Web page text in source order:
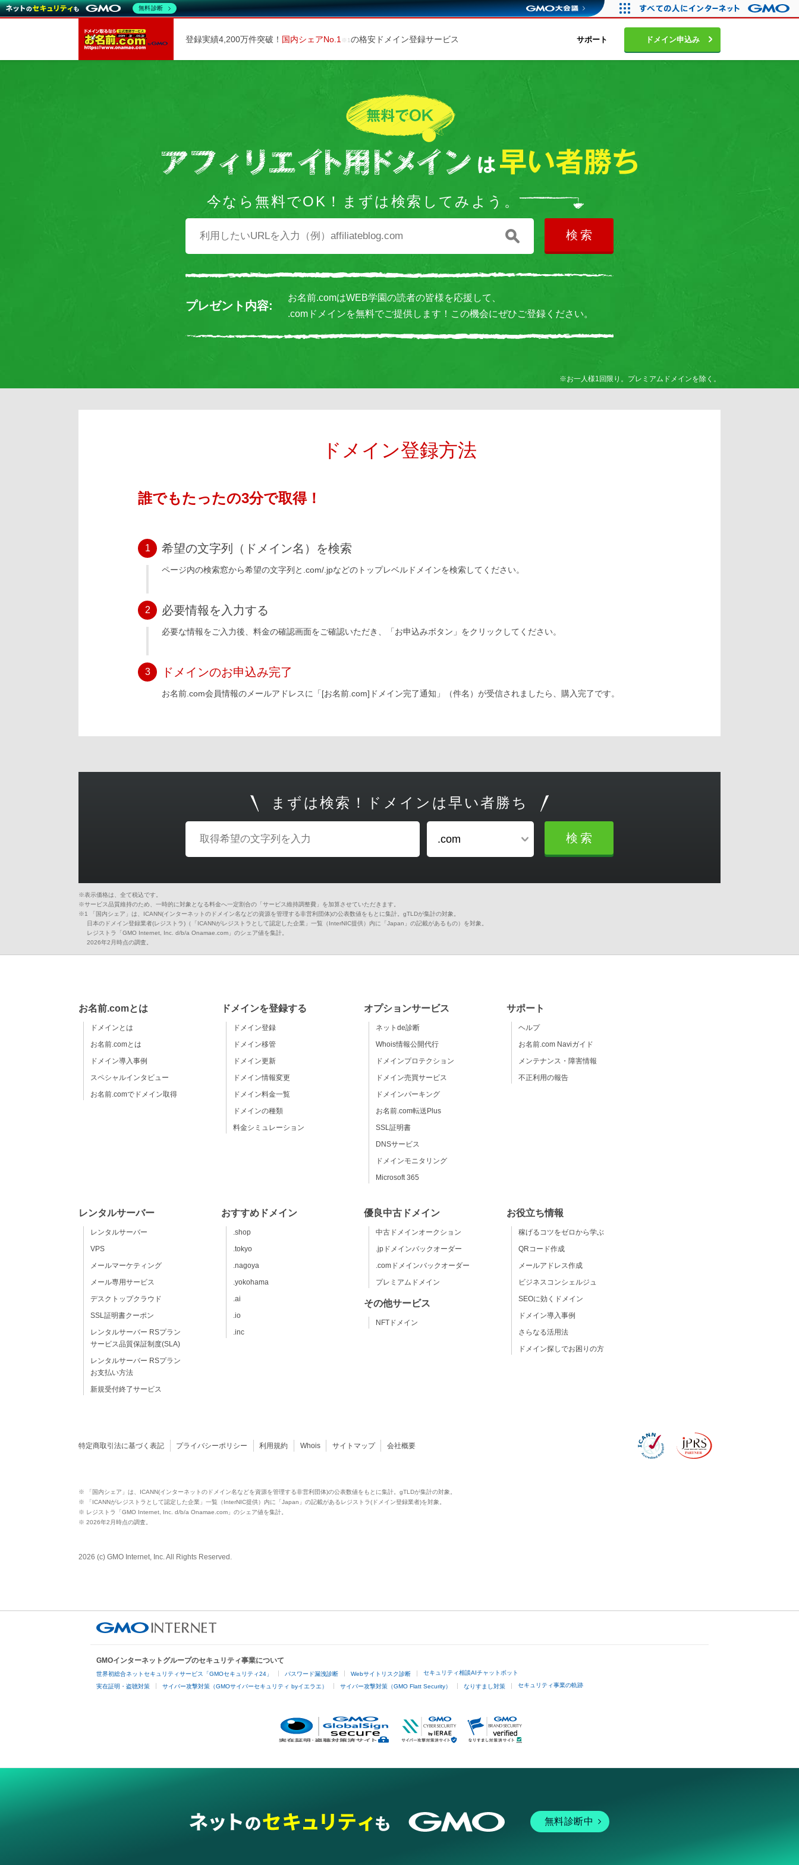
登録実績4,200万件突破！ 国内シェアNo.1 の格安ドメイン登録サービス サポート ドメイン申込み
今なら無料でOK！まずは検索してみよう。
検索
プレゼント内容
お名前.comはWEB学園の読者の皆様を応援して、
.comドメインを無料でご提供します！ この機会にぜひご登録ください。
※お一人様1回限り。プレミアムドメインを除く。
ドメイン登録方法
誰でもたったの3分で取得！
1 希望の文字列（ドメイン名）を検索
ページ内の検索窓から希望の文字列と.com/.jpなどのトップレベルドメインを検索してください。
2 必要情報を入力する
必要な情報をご入力後、料金の確認画面をご確認いただき、「お申込みボタン」をクリックしてください。
3 ドメインのお申込み完了
お名前.com会員情報のメールアドレスに「[お名前.com]ドメイン完了通知」（件名）が受信されましたら、購入完了です。
まずは検索！ドメインは早い者勝ち
.com 検索
※表示価格は、全て税込です。
※サービス品質維持のため、一時的に対象となる料金へ一定割合の「サービス維持調整費」を加算させていただきます。
※1 「国内シェア」は、ICANN(インターネットのドメイン名などの資源を管理する非営利団体)の公表数値をもとに集計。gTLDが集計の対象。
日本のドメイン登録業者(レジストラ)（「ICANNがレジストラとして認定した企業」一覧（InterNIC提供）内に「Japan」の記載があるもの）を対象。
レジストラ「GMO Internet, Inc. d/b/a Onamae.com」のシェア値を集計。
2026年2月時点の調査。
お名前.comとは
ドメインとは
お名前.comとは
ドメイン導入事例
スペシャルインタビュー
お名前.comでドメイン取得
ドメインを登録する
ドメイン登録
ドメイン移管
ドメイン更新
ドメイン情報変更
ドメイン料金一覧
ドメインの種類
料金シミュレーション
オプションサービス
ネットde診断
Whois情報公開代行
ドメインプロテクション
ドメイン売買サービス
ドメインパーキング
お名前.com転送Plus
SSL証明書
DNSサービス
ドメインモニタリング
Microsoft 365
サポート
ヘルプ
お名前.com Naviガイド
メンテナンス・障害情報
不正利用の報告
レンタルサーバー
レンタルサーバー
VPS
メールマーケティング
メール専用サービス
デスクトップクラウド
SSL証明書クーポン
レンタルサーバー RSプラン
サービス品質保証制度(SLA)
レンタルサーバー RSプラン
お支払い方法
新規受付終了サービス
おすすめドメイン
.shop
.tokyo
.nagoya
.yokohama
.ai
.io
.inc
優良中古ドメイン
中古ドメインオークション
.jpドメインバックオーダー
.comドメインバックオーダー
プレミアムドメイン
その他サービス
NFTドメイン
お役立ち情報
稼げるコツをゼロから学ぶ
QRコード作成
メールアドレス作成
ビジネスコンシェルジュ
SEOに効くドメイン
ドメイン導入事例
さらなる活用法
ドメイン探しでお困りの方
特定商取引法に基づく表記 プライバシーポリシー 利用規約 Whois サイトマップ 会社概要
※ 「国内シェア」は、ICANN(インターネットのドメイン名などを資源を管理する非営利団体)の公表数値をもとに集計。gTLDが集計の対象。
※ 「ICANNがレジストラとして認定した企業」一覧（InterNIC提供）内に「Japan」の記載があるレジストラ(ドメイン登録業者)を対象。
※ レジストラ「GMO Internet, Inc. d/b/a Onamae.com」のシェア値を集計。
※ 2026年2月時点の調査。
2026 (c) GMO Internet, Inc. All Rights Reserved.
GMOインターネットグループのセキュリティ事業について
世界初総合ネットセキュリティサービス「GMOセキュリティ24」 パスワード漏洩診断 Webサイトリスク診断 セキュリティ相談AIチャットボット
実在証明・盗聴対策 サイバー攻撃対策（GMOサイバーセキュリティ byイエラエ） サイバー攻撃対策（GMO Flatt Security） なりすまし対策 セキュリティ事業の軌跡
無料診断中
無料診断